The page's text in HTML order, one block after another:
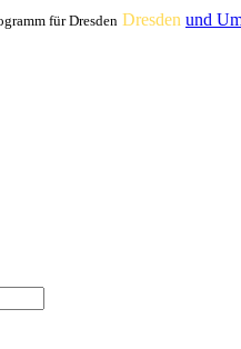
für Dresden Dresden und